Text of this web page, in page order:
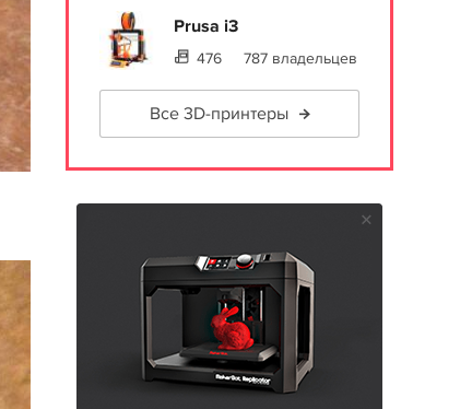
Prusa i3
476 787 владельцев
Все 3D-принтеры